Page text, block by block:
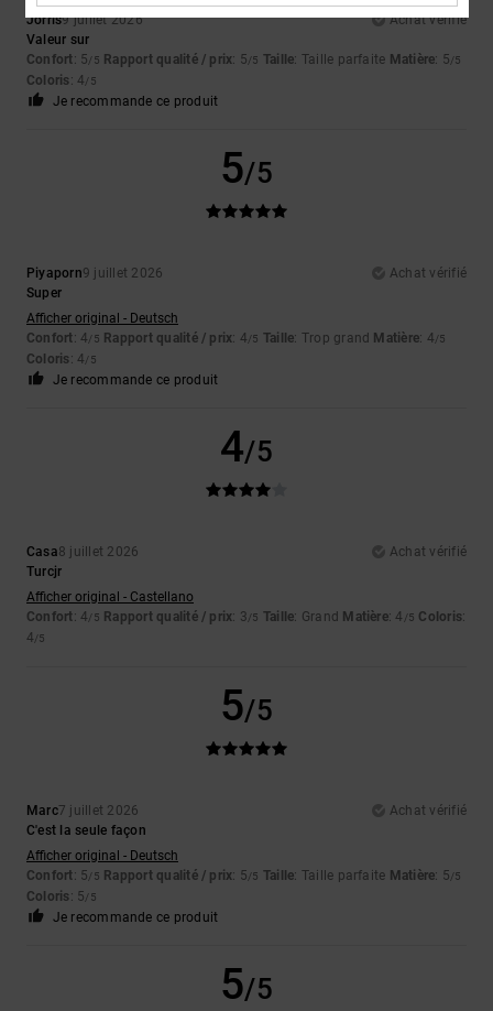
Jorris9 juillet 2026
Achat vérifié
Valeur sur
Confort: 5/5 Rapport qualité / prix: 5/5 Taille: Taille parfaite Matière: 5/5
Coloris: 4/5
Je recommande ce produit
5/5
Piyaporn9 juillet 2026
Achat vérifié
Super
Afficher original - Deutsch
Confort: 4/5 Rapport qualité / prix: 4/5 Taille: Trop grand Matière: 4/5
Coloris: 4/5
Je recommande ce produit
4/5
Casa8 juillet 2026
Achat vérifié
Turcjr
Afficher original - Castellano
Confort: 4/5 Rapport qualité / prix: 3/5 Taille: Grand Matière: 4 /5 Coloris:
4/5
5/5
Marc7 juillet 2026
Achat vérifié
C'est la seule façon
Afficher original - Deutsch
Confort: 5/5 Rapport qualité / prix: 5/5 Taille: Taille parfaite Matière: 5/5
Coloris: 5/5
Je recommande ce produit
5/5